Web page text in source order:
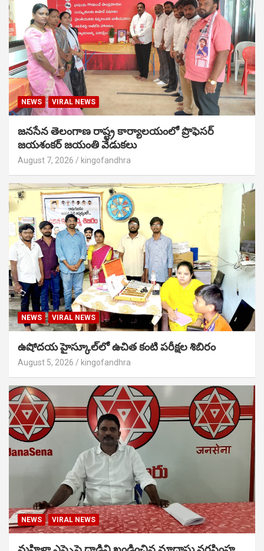
NEWS VIRAL NEWS
జనసేన తెలంగాణ రాష్ట్ర కార్యాలయంలో ప్రొఫెసర్
జయశంకర్ జయంతి వేడుకలు
August 7, 2026 kingofandhra
NEWS VIRAL NEWS
ఉషోదయ హైస్కూల్‌లో ఉచిత కంటి పరీక్షల శిబిరం
August 5, 2026 kingofandhra
NEWS VIRAL NEWS